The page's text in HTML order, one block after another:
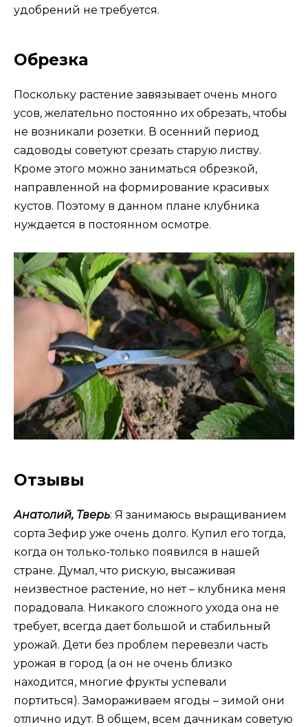
удобрений не требуется.
Обрезка
Поскольку растение завязывает очень много
усов, желательно постоянно их обрезать, чтобы
не возникали розетки. В осенний период
садоводы советуют срезать старую листву.
Кроме этого можно заниматься обрезкой,
направленной на формирование красивых
кустов. Поэтому в данном плане клубника
нуждается в постоянном осмотре.
Отзывы
Анатолий, Тверь: Я занимаюсь выращиванием
сорта Зефир уже очень долго. Купил его тогда,
когда он только-только появился в нашей
стране. Думал, что рискую, высаживая
неизвестное растение, но нет – клубника меня
порадовала. Никакого сложного ухода она не
требует, всегда дает большой и стабильный
урожай. Дети без проблем перевезли часть
урожая в город (а он не очень близко
находится, многие фрукты успевали
портиться). Замораживаем ягоды – зимой они
отлично идут. В общем, всем дачникам советую